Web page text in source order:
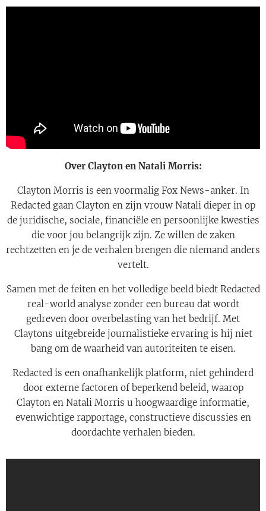
Over Clayton en Natali Morris:
Clayton Morris is een voormalig Fox News-anker. In
Redacted gaan Clayton en zijn vrouw Natali dieper in op
de juridische, sociale, financiële en persoonlijke kwesties
die voor jou belangrijk zijn. Ze willen de zaken
rechtzetten en je de verhalen brengen die niemand anders
vertelt.
Samen met de feiten en het volledige beeld biedt Redacted
real-world analyse zonder een bureau dat wordt
gedreven door overbelasting van het bedrijf. Met
Claytons uitgebreide journalistieke ervaring is hij niet
bang om de waarheid van autoriteiten te eisen.
Redacted is een onafhankelijk platform, niet gehinderd
door externe factoren of beperkend beleid, waarop
Clayton en Natali Morris u hoogwaardige informatie,
evenwichtige rapportage, constructieve discussies en
doordachte verhalen bieden.